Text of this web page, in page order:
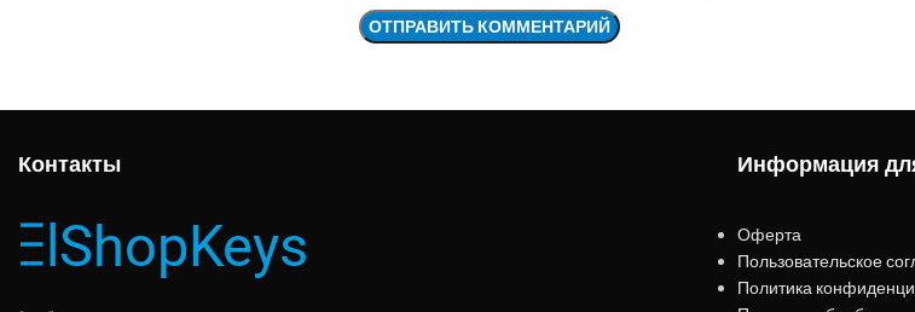
Контакты Информация
Оферта
Пользовательское
Политика